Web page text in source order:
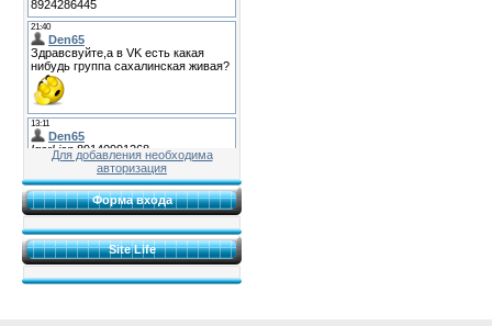
Для добавления необходима
авторизация
Форма входа
Site Life